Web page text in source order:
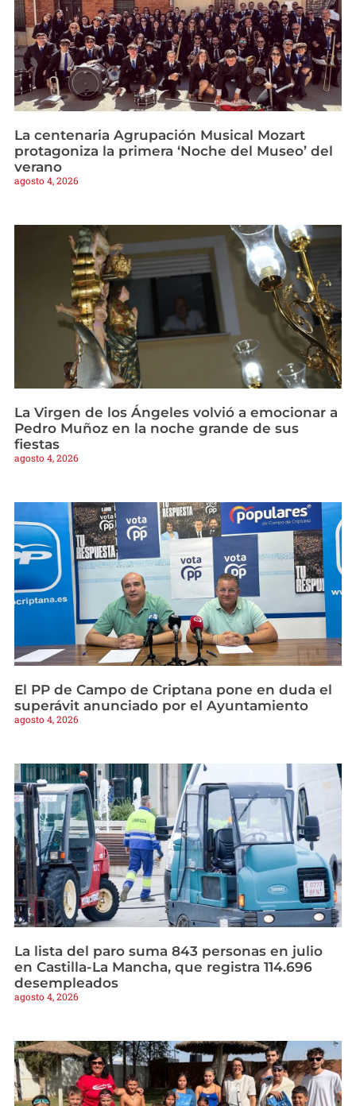
La centenaria Agrupación Musical Mozart
protagoniza la primera ‘Noche del Museo’ del
verano
agosto 4, 2026
La Virgen de los Ángeles volvió a emocionar a
Pedro Muñoz en la noche grande de sus
fiestas
agosto 4, 2026
El PP de Campo de Criptana pone en duda el
superávit anunciado por el Ayuntamiento
agosto 4, 2026
La lista del paro suma 843 personas en julio
en Castilla-La Mancha, que registra 114.696
desempleados
agosto 4, 2026